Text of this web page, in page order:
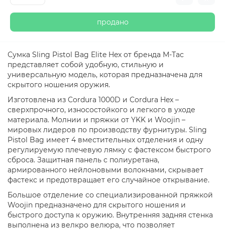
продано
Сумка Sling Pistol Bag Elite Hex от бренда М-Тас
представляет собой удобную, стильную и
универсальную модель, которая предназначена для
скрытого ношения оружия.
Изготовлена из Cordura 1000D и Cordura Hex –
сверхпрочного, износостойкого и легкого в уходе
материала. Молнии и пряжки от YKK и Woojin –
мировых лидеров по производству фурнитуры. Sling
Pistol Bag имеет 4 вместительных отделения и одну
регулируемую плечевую лямку с фастексом быстрого
сброса. Защитная панель с полиуретана,
армированного нейлоновыми волокнами, скрывает
фастекс и предотвращает его случайное открывание.
Большое отделение со специализированной пряжкой
Woojin предназначено для скрытого ношения и
быстрого доступа к оружию. Внутренняя задняя стенка
выполнена из велкро велюра, что позволяет